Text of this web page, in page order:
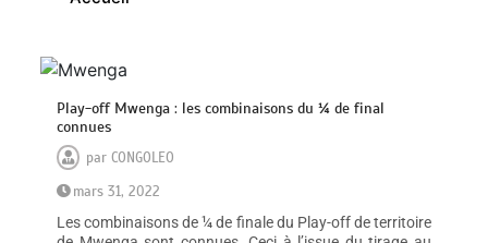
Play-off Mwenga : les combinaisons du ¼ de final
connues
parCONGOLEO
mars 31, 2022
Les combinaisons de ¼ de finale du Play-off de territoire